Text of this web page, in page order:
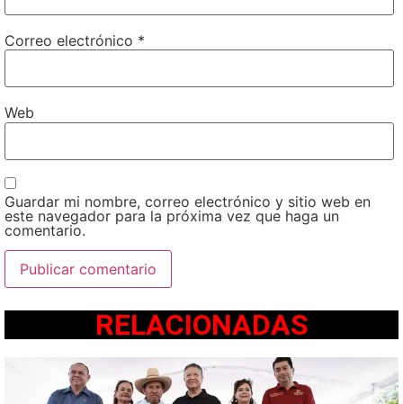
Correo electrónico *
Web
Guardar mi nombre, correo electrónico y sitio web en
este navegador para la próxima vez que haga un
comentario.
RELACIONADAS